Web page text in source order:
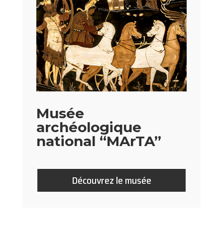
Musée
archéologique
national “MArTA”
Découvrez le musée